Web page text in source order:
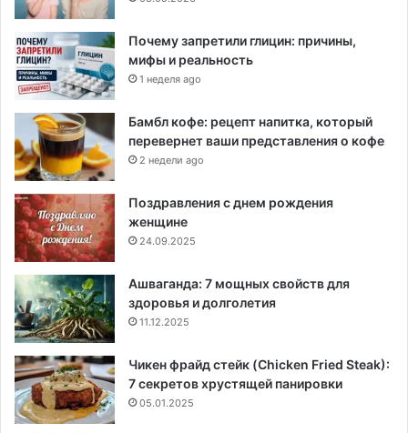
Почему запретили глицин: причины,
мифы и реальность
1 неделя ago
Бамбл кофе: рецепт напитка, который
перевернет ваши представления о кофе
2 недели ago
Поздравления с днем рождения
женщине
24.09.2025
Ашваганда: 7 мощных свойств для
здоровья и долголетия
11.12.2025
Чикен фрайд стейк (Chicken Fried Steak):
7 секретов хрустящей панировки
05.01.2025